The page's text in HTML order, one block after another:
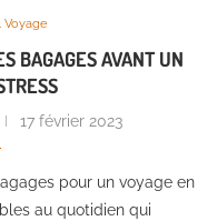
Voyage
BAGAGES AVANT UN
17 février 2023
pour un voyage en
au quotidien qui